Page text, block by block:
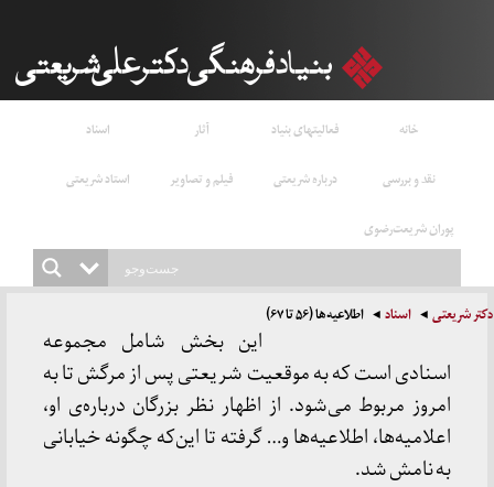
خانه فعالیتهای بنیاد آثار
اسناد
نقد و بررسی
درباره شریعتی فیلم و تصاویر
استاد شریعتی
پوران شریعت‌رضوی
دکتر شریعتی اسناد اطلاعیه‌ها (۵۶ تا ۶۷)
این بخش شامل مجموعه
اسنادی است که به موقعیت شریعتی پس از مرگش تا به
امروز مربوط می‌شود. از اظهار نظر بزرگان درباره‌ی او،
اعلامیه‌ها، اطلاعیه‌ها و… گرفته تا این‌که چگونه خیابانی
به نامش شد.